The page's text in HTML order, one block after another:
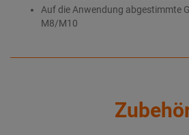
Auf die Anwendung abgestimmte
M8/M10